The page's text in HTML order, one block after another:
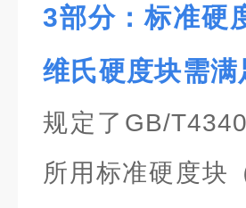
3部分：标准硬
维氏硬度块需
规定了GB/
所用标准硬度块